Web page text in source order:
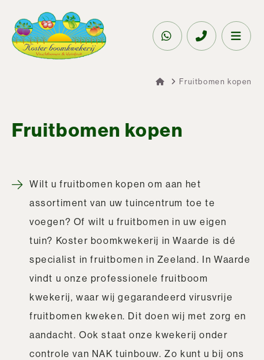
Fruitbomen kopen
Fruitbomen kopen
Wilt u fruitbomen kopen om aan het
assortiment van uw tuincentrum toe te
voegen? Of wilt u fruitbomen in uw eigen
tuin? Koster boomkwekerij in Waarde is dé
specialist in fruitbomen in Zeeland. In Waarde
vindt u onze professionele fruitboom
kwekerij, waar wij gegarandeerd virusvrije
fruitbomen kweken. Dit doen wij met zorg en
aandacht. Ook staat onze kwekerij onder
controle van NAK tuinbouw. Zo kunt u bij ons